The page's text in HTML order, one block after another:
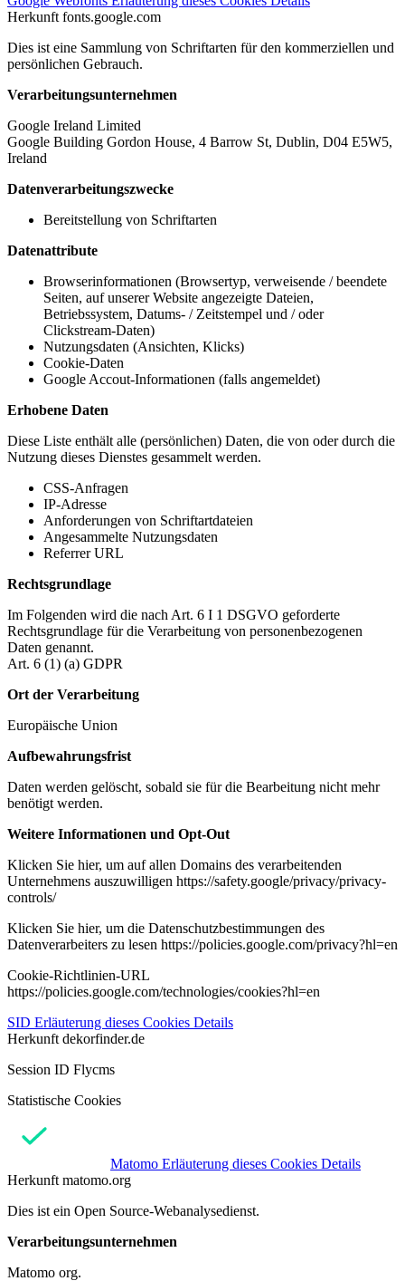
Herkunft fonts.google.com
Dies ist eine Sammlung von Schriftarten für den kommerziellen und
persönlichen Gebrauch.
Verarbeitungsunternehmen
Google Ireland Limited
Google Building Gordon House, 4 Barrow St, Dublin, D04 E5W5,
Ireland
Datenverarbeitungszwecke
Bereitstellung von Schriftarten
Datenattribute
Browserinformationen (Browsertyp, verweisende / beendete
Seiten, auf unserer Website angezeigte Dateien,
Betriebssystem, Datums- / Zeitstempel und / oder
Clickstream-Daten)
Nutzungsdaten (Ansichten, Klicks)
Cookie-Daten
Google Accout-Informationen (falls angemeldet)
Erhobene Daten
Diese Liste enthält alle (persönlichen) Daten, die von oder durch die
Nutzung dieses Dienstes gesammelt werden.
CSS-Anfragen
IP-Adresse
Anforderungen von Schriftartdateien
Angesammelte Nutzungsdaten
Referrer URL
Rechtsgrundlage
Im Folgenden wird die nach Art. 6 I 1 DSGVO geforderte
Rechtsgrundlage für die Verarbeitung von personenbezogenen
Daten genannt.
Art. 6 (1) (a) GDPR
Ort der Verarbeitung
Europäische Union
Aufbewahrungsfrist
Daten werden gelöscht, sobald sie für die Bearbeitung nicht mehr
benötigt werden.
Weitere Informationen und Opt-Out
Klicken Sie hier, um auf allen Domains des verarbeitenden
Unternehmens auszuwilligen https://safety.google/privacy/privacy-
controls/
Klicken Sie hier, um die Datenschutzbestimmungen des
Datenverarbeiters zu lesen https://policies.google.com/privacy?hl=en
Cookie-Richtlinien-URL
https://policies.google.com/technologies/cookies?hl=en
SID Erläuterung dieses Cookies Details
Herkunft dekorfinder.de
Session ID Flycms
Statistische Cookies
Matomo Erläuterung dieses Cookies Details
Herkunft matomo.org
Dies ist ein Open Source-Webanalysedienst.
Verarbeitungsunternehmen
Matomo org.